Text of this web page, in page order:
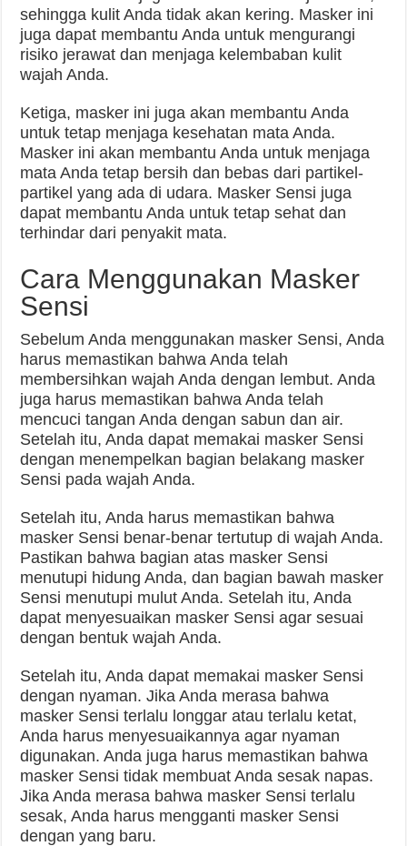
sehingga kulit Anda tidak akan kering. Masker ini
juga dapat membantu Anda untuk mengurangi
risiko jerawat dan menjaga kelembaban kulit
wajah Anda.
Ketiga, masker ini juga akan membantu Anda
untuk tetap menjaga kesehatan mata Anda.
Masker ini akan membantu Anda untuk menjaga
mata Anda tetap bersih dan bebas dari partikel-
partikel yang ada di udara. Masker Sensi juga
dapat membantu Anda untuk tetap sehat dan
terhindar dari penyakit mata.
Cara Menggunakan Masker
Sensi
Sebelum Anda menggunakan masker Sensi, Anda
harus memastikan bahwa Anda telah
membersihkan wajah Anda dengan lembut. Anda
juga harus memastikan bahwa Anda telah
mencuci tangan Anda dengan sabun dan air.
Setelah itu, Anda dapat memakai masker Sensi
dengan menempelkan bagian belakang masker
Sensi pada wajah Anda.
Setelah itu, Anda harus memastikan bahwa
masker Sensi benar-benar tertutup di wajah Anda.
Pastikan bahwa bagian atas masker Sensi
menutupi hidung Anda, dan bagian bawah masker
Sensi menutupi mulut Anda. Setelah itu, Anda
dapat menyesuaikan masker Sensi agar sesuai
dengan bentuk wajah Anda.
Setelah itu, Anda dapat memakai masker Sensi
dengan nyaman. Jika Anda merasa bahwa
masker Sensi terlalu longgar atau terlalu ketat,
Anda harus menyesuaikannya agar nyaman
digunakan. Anda juga harus memastikan bahwa
masker Sensi tidak membuat Anda sesak napas.
Jika Anda merasa bahwa masker Sensi terlalu
sesak, Anda harus mengganti masker Sensi
dengan yang baru.